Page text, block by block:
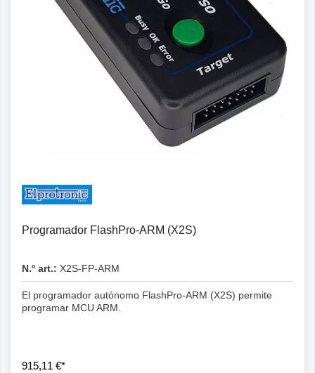
Programador FlashPro-ARM (X2S)
N.º art.: X2S-FP-ARM
El programador autónomo FlashPro-ARM (X2S) permite
programar MCU ARM.
915,11 €*